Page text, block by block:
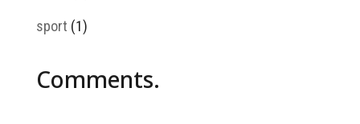
sport (1)
Comments.